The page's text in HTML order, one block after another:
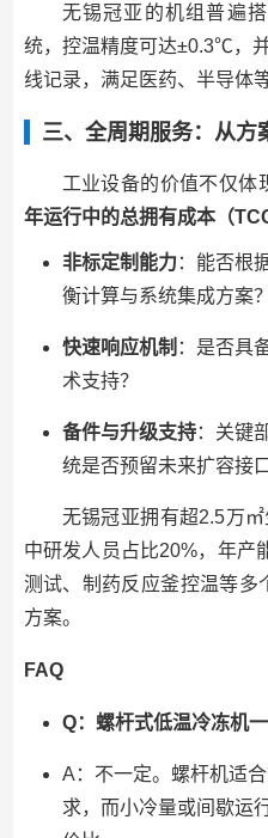
无锡冠亚的机组普遍
统，控温精度可达±0.3℃，
线记录，满足医药、半导体
三、全周期服务：从方
工业设备的价值不仅体
年运行中的总拥有成本（
非标定制能力：能否根
衡计算与系统集成方案？
快速响应机制 ：是否具
术支持？
备件与升级支持：关键
统是否预留未来扩容接口
无锡冠亚拥有超2.5万
中研发人员占比20%，年产
测试、制药反应釜控温等多
方案。
FAQ
Q：螺杆式低温冷冻机
A：不一定。螺杆机适
求，而小冷量或间歇运